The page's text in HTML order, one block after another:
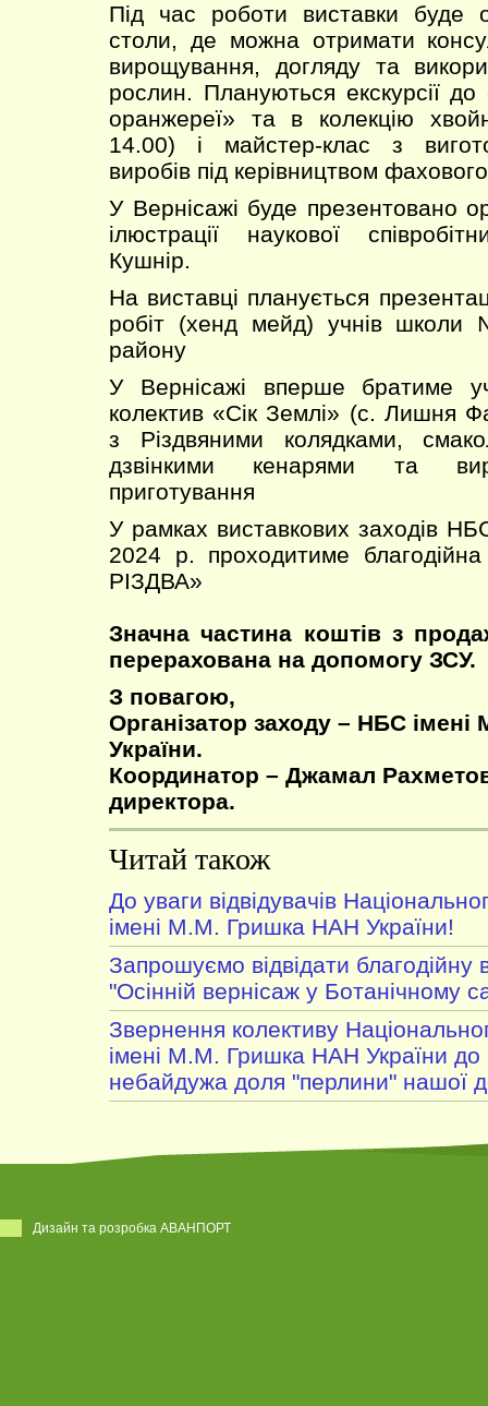
Під час роботи виставки буде
столи, де можна отримати
вирощування, догляду та
рослин. Плануються екскурсії до
оранжереї» та в колекцію
14.00) і майстер-клас з
виробів під керівництвом
У Вернісажі буде презентовано
ілюстрації наукової
Кушнір.
На виставці планується
робіт (хенд мейд) учнів школи
району
У Вернісажі вперше братиме
колектив «Сік Землі» (с. Лишня
з Різдвяними колядками,
дзвінкими кенарями та
приготування
У рамках виставкових заходів
2024 р. проходитиме
РІЗДВА»
Значна частина коштів з
перерахована на допомогу ЗСУ.
З повагою,
Організатор заходу – НБС
України.
Координатор – Джамал
директора.
Читай також
До уваги відвідувачів
імені М.М. Гришка НАН України!
Запрошуємо відвідати благодійну
"Осінній вернісаж у Ботанічному
Звернення колективу
імені М.М. Гришка НАН України до
небайдужа доля "перлини" нашої
Дизайн та розробка АВАНПОРТ